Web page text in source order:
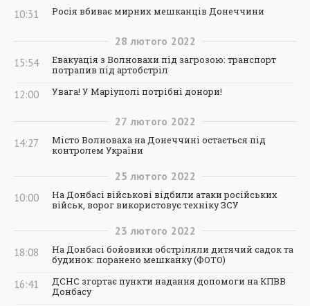
10:31 Росія вбиває мирних мешканців Донеччини
28 лютого 2022
15:54
Евакуація з Волновахи під загрозою: транспорт
потрапив під артобстріл
12:00 Увага! У Маріуполі потрібні донори!
27 лютого 2022
14:27
Місто Волноваха на Донеччині остається під
контролем України
25 лютого 2022
10:00
На Донбасі військові відбили атаки російських
військ, ворог використовує техніку ЗСУ
23 лютого 2022
18:08
На Донбасі бойовики обстріляли дитячий садок та
будинок: поранено мешканку (ФОТО)
16:41
ДСНС згортає пункти надання допомоги на КПВВ
Донбасу